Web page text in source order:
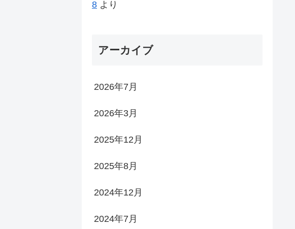
8 より
アーカイブ
2026年7月
2026年3月
2025年12月
2025年8月
2024年12月
2024年7月